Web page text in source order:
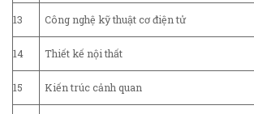
13 Công nghệ kỹ thuật cơ điện tử
14 Thiết kế nội thất
15 Kiến trúc cảnh quan